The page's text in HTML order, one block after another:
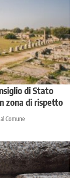
di Stato
zona di rispetto
Comune